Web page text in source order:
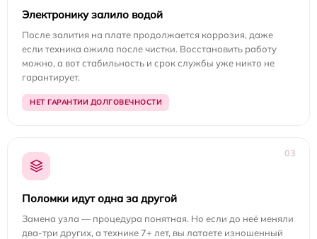
Электронику залило водой
После залития на плате продолжается коррозия, даже
если техника ожила после чистки. Восстановить работу
можно, а вот стабильность и срок службы уже никто не
гарантирует.
НЕТ ГАРАНТИИ ДОЛГОВЕЧНОСТИ
03
Поломки идут одна за другой
Замена узла — процедура понятная. Но если до неё меняли
два-три других, а технике 7+ лет, вы латаете изношенный